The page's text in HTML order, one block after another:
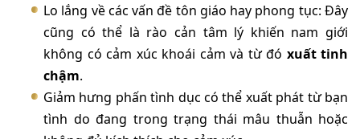
Lo lắng về các vấn đề tôn giáo hay phong tục: Đây
cũng có thể là rào cản tâm lý khiến nam giới
không có cảm xúc khoái cảm và từ đó xuất tinh
chậm.
Giảm hưng phấn tình dục có thể xuất phát từ bạn
tình do đang trong trạng thái mâu thuẫn hoặc